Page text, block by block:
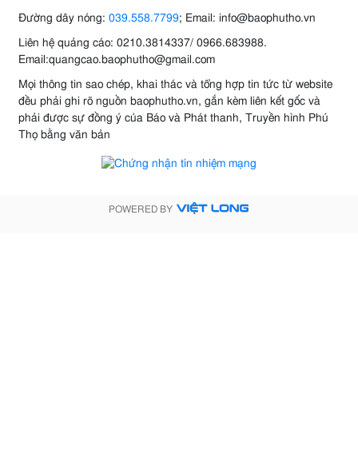
Đường dây nóng: 039.558.7799; Email: info@baophutho.vn
Liên hệ quảng cáo: 0210.3814337/ 0966.683988.
Email:quangcao.baophutho@gmail.com
Mọi thông tin sao chép, khai thác và tổng hợp tin tức từ website
đều phải ghi rõ nguồn baophutho.vn, gắn kèm liên kết gốc và
phải được sự đồng ý của Báo và Phát thanh, Truyền hình Phú
Thọ bằng văn bản
POWERED BY